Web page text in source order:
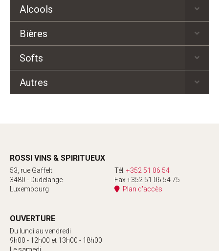
Alcools
Bières
Softs
Autres
ROSSI VINS & SPIRITUEUX
53, rue Gaffelt
3480 - Dudelange
Luxembourg
Tél. +352 51 06 54
Fax +352 51 06 54 75
Plan d'accès
OUVERTURE
Du lundi au vendredi
9h00 - 12h00 et 13h00 - 18h00